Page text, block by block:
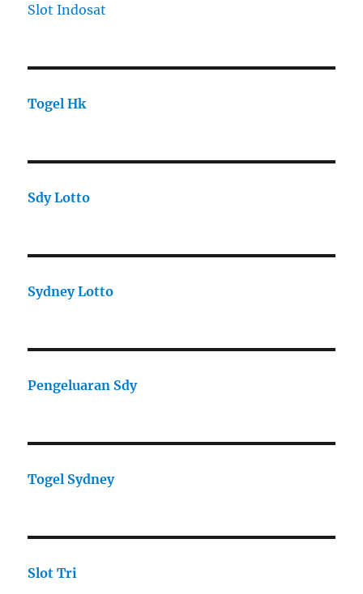
Slot Indosat
Togel Hk
Sdy Lotto
Sydney Lotto
Pengeluaran Sdy
Togel Sydney
Slot Tri